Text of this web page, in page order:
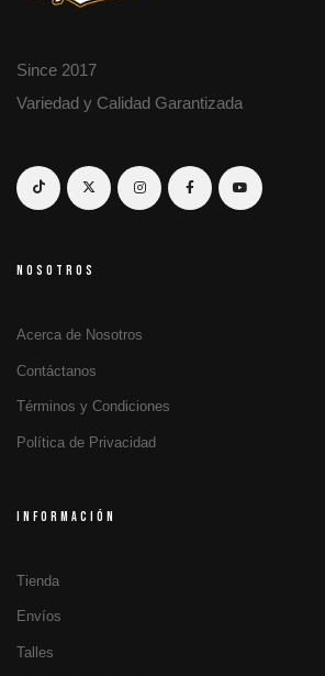
Since 2017
Variedad y Calidad Garantizada
NOSOTROS
Acerca de Nosotros
Contáctanos
Términos y Condiciones
Política de Privacidad
INFORMACIÓN
Tienda
Envíos
Talles